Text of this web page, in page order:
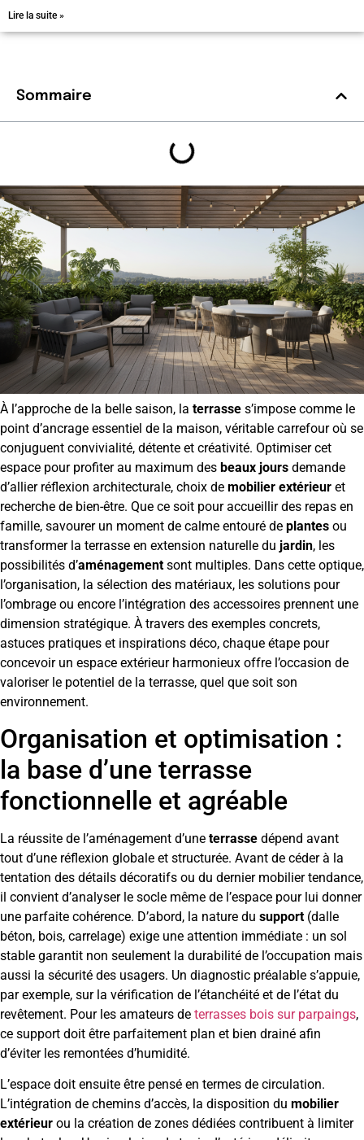
Sommaire
À l’approche de la belle saison, la terrasse s’impose comme le
point d’ancrage essentiel de la maison, véritable carrefour où se
conjuguent convivialité, détente et créativité. Optimiser cet
espace pour profiter au maximum des beaux jours demande
d’allier réflexion architecturale, choix de mobilier extérieur et
recherche de bien-être. Que ce soit pour accueillir des repas en
famille, savourer un moment de calme entouré de plantes ou
transformer la terrasse en extension naturelle du jardin, les
possibilités d’aménagement sont multiples. Dans cette optique,
l’organisation, la sélection des matériaux, les solutions pour
l’ombrage ou encore l’intégration des accessoires prennent une
dimension stratégique. À travers des exemples concrets,
astuces pratiques et inspirations déco, chaque étape pour
concevoir un espace extérieur harmonieux offre l’occasion de
valoriser le potentiel de la terrasse, quel que soit son
environnement.
Organisation et optimisation :
la base d’une terrasse
fonctionnelle et agréable
La réussite de l’aménagement d’une terrasse dépend avant
tout d’une réflexion globale et structurée. Avant de céder à la
tentation des détails décoratifs ou du dernier mobilier tendance,
il convient d’analyser le socle même de l’espace pour lui donner
une parfaite cohérence. D’abord, la nature du support (dalle
béton, bois, carrelage) exige une attention immédiate : un sol
stable garantit non seulement la durabilité de l’occupation mais
aussi la sécurité des usagers. Un diagnostic préalable s’appuie,
par exemple, sur la vérification de l’étanchéité et de l’état du
revêtement. Pour les amateurs de terrasses bois sur parpaings,
ce support doit être parfaitement plan et bien drainé afin
d’éviter les remontées d’humidité.
L’espace doit ensuite être pensé en termes de circulation.
L’intégration de chemins d’accès, la disposition du mobilier
extérieur ou la création de zones dédiées contribuent à limiter
Lire la suite »